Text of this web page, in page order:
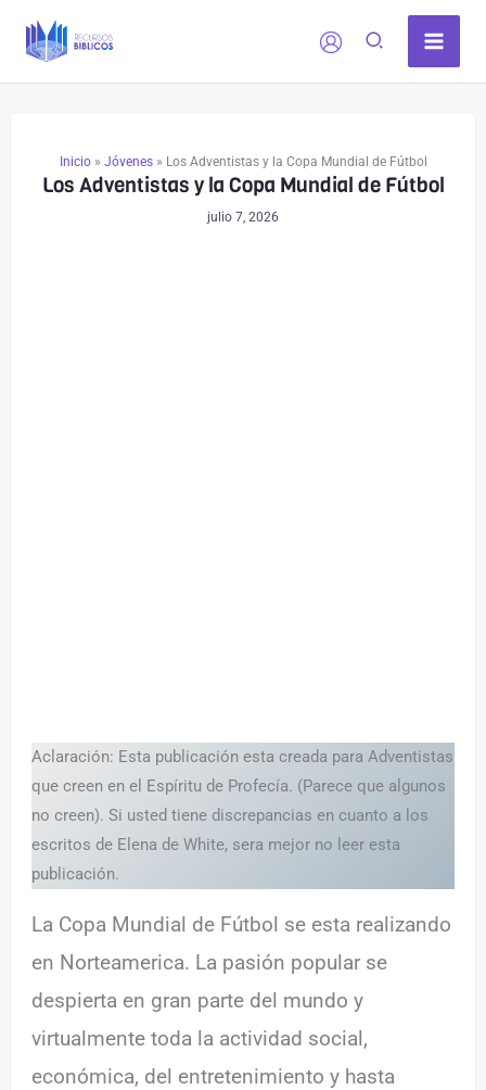
Inicio» Jóvenes» Los Adventistas y la Copa Mundial de Fútbol
Los Adventistas y la Copa Mundial de Fútbol
julio 7, 2026
Aclaración: Esta publicación esta creada para Adventistas
que creen en el Espíritu de Profecía. (Parece que algunos
no creen). Si usted tiene discrepancias en cuanto a los
escritos de Elena de White, sera mejor no leer esta
publicación.
La Copa Mundial de Fútbol se esta realizando
en Norteamerica. La pasión popular se
despierta en gran parte del mundo y
virtualmente toda la actividad social,
económica, del entretenimiento y hasta